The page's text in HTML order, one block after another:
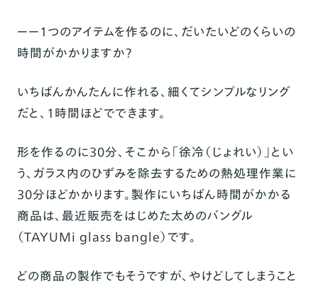
ーー1つのアイテムを作るのに、だいたいどのくらいの
時間がかかりますか？
いちばんかんたんに作れる、細くてシンプルなリング
だと、1時間ほどでできます。
形を作るのに30分、そこから「徐冷（じょれい）」とい
う、ガラス内のひずみを除去するための熱処理作業に
30分ほどかかります。 製作にいちばん時間がかかる
商品は、最近販売をはじめた太めのバングル
（TAYUMi glass bangle）です。
どの商品の製作でもそうですが、やけどしてしまうこと